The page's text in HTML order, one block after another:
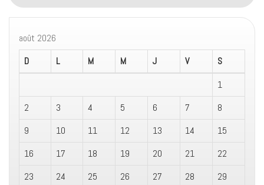
août 2026
D
L M M J V
S
1
2
3 4 5 6 7
8
9
10 11 12 13 14
15
16
17 18 19 20 21
22
23
24 25 26 27 28
29